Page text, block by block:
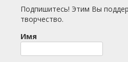
Подпишитесь! Этим Вы
творчество.
Имя